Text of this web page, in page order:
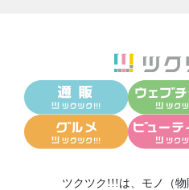
ツクツク!!!は、 モノ（物